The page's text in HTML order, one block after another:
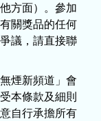
方面）。參加
關獎品的任何
議，請直接聯
煙新頻道」會
本條款及細則
自行承擔所有